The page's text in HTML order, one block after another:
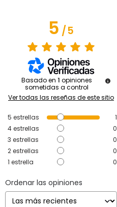
5/5
Basado en 1 opiniones
sometidas a control
Ver todas las reseñas de este sitio
5 estrellas
1
4estrellas
0
3 estrellas
0
2estrellas
0
1 estrella 0
Ordenar las opiniones